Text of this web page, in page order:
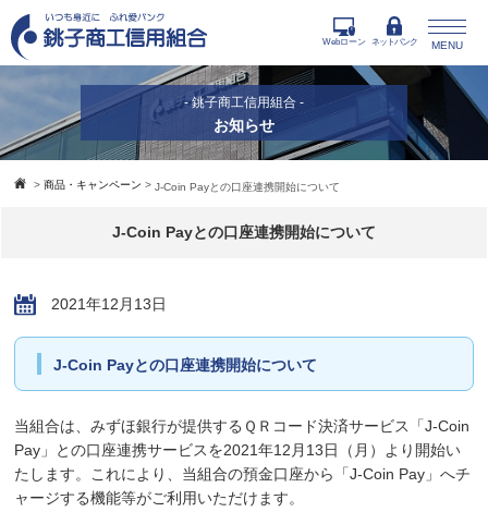
MENU
Webローン ネットバンク
- 銚子商工信用組合 -
お知らせ
>商品・キャンペーン > J-Coin Payとの口座連携開始について
J-Coin Payとの口座連携開始について
2021年12月13日
J-Coin Payとの口座連携開始について
当組合は、みずほ銀行が提供するＱＲコード決済サービス「J-Coin
Pay」との口座連携サービスを2021年12月13日（月）より開始い
たします。これにより、当組合の預金口座から「J-Coin Pay」へチ
ャージする機能等がご利用いただけます。